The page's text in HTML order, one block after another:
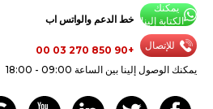
يمكنك
الكتابة إلينا خط الدعم والواتس اب
للإتصال
+90 850 270 03 00
يمكنك الوصول إلينا بين الساعة 09:00 - 18:00